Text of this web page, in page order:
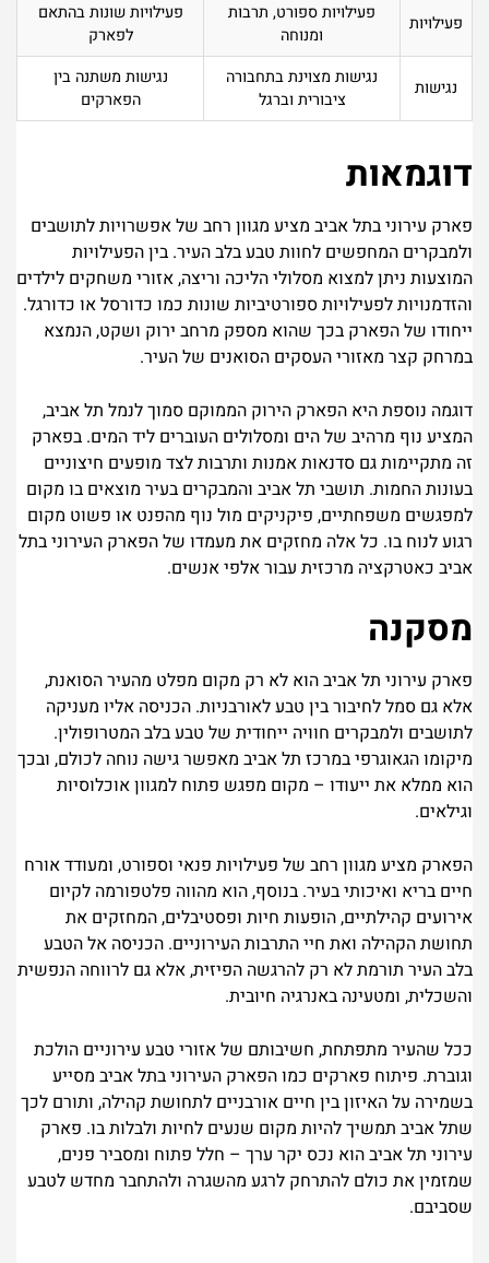
פעילויות
פעילויות ספורט, תרבות
ומנוחה
פעילויות שונות בהתאם
לפארק
נגישות
נגישות מצוינת בתחבורה
ציבורית וברגל
נגישות משתנה בין
הפארקים
דוגמאות
פארק עירוני בתל אביב מציע מגוון רחב של אפשרויות לתושבים
ולמבקרים המחפשים לחוות טבע בלב העיר. בין הפעילויות
המוצעות ניתן למצוא מסלולי הליכה וריצה, אזורי משחקים לילדים
והזדמנויות לפעילויות ספורטיביות שונות כמו כדורסל או כדורגל.
ייחודו של הפארק בכך שהוא מספק מרחב ירוק ושקט, הנמצא
במרחק קצר מאזורי העסקים הסואנים של העיר.
דוגמה נוספת היא הפארק הירוק הממוקם סמוך לנמל תל אביב,
המציע נוף מרהיב של הים ומסלולים העוברים ליד המים. בפארק
זה מתקיימות גם סדנאות אמנות ותרבות לצד מופעים חיצוניים
בעונות החמות. תושבי תל אביב והמבקרים בעיר מוצאים בו מקום
למפגשים משפחתיים, פיקניקים מול נוף מהפנט או פשוט מקום
רגוע לנוח בו. כל אלה מחזקים את מעמדו של הפארק העירוני בתל
אביב כאטרקציה מרכזית עבור אלפי אנשים.
מסקנה
פארק עירוני תל אביב הוא לא רק מקום מפלט מהעיר הסואנת,
אלא גם סמל לחיבור בין טבע לאורבניות. הכניסה אליו מעניקה
לתושבים ולמבקרים חוויה ייחודית של טבע בלב המטרופולין.
מיקומו הגאוגרפי במרכז תל אביב מאפשר גישה נוחה לכולם, ובכך
הוא ממלא את ייעודו – מקום מפגש פתוח למגוון אוכלוסיות
וגילאים.
הפארק מציע מגוון רחב של פעילויות פנאי וספורט, ומעודד אורח
חיים בריא ואיכותי בעיר. בנוסף, הוא מהווה פלטפורמה לקיום
אירועים קהילתיים, הופעות חיות ופסטיבלים, המחזקים את
תחושת הקהילה ואת חיי התרבות העירוניים. הכניסה אל הטבע
בלב העיר תורמת לא רק להרגשה הפיזית, אלא גם לרווחה הנפשית
והשכלית, ומטעינה באנרגיה חיובית.
ככל שהעיר מתפתחת, חשיבותם של אזורי טבע עירוניים הולכת
וגוברת. פיתוח פארקים כמו הפארק העירוני בתל אביב מסייע
בשמירה על האיזון בין חיים אורבניים לתחושת קהילה, ותורם לכך
שתל אביב תמשיך להיות מקום שנעים לחיות ולבלות בו. פארק
עירוני תל אביב הוא נכס יקר ערך – חלל פתוח ומסביר פנים,
שמזמין את כולם להתרחק לרגע מהשגרה ולהתחבר מחדש לטבע
שסביבם.